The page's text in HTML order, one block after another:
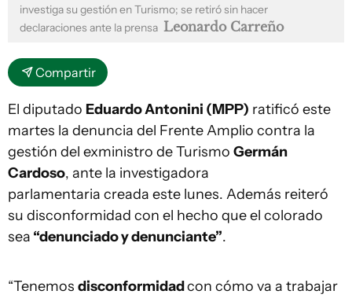
investiga su gestión en Turismo; se retiró sin hacer
declaraciones ante la prensa Leonardo Carreño
Compartir
El diputado Eduardo Antonini (MPP) ratificó este
martes la denuncia del Frente Amplio contra la
gestión del exministro de Turismo Germán
Cardoso, ante la investigadora
parlamentaria creada este lunes. Además reiteró
su disconformidad con el hecho que el colorado
sea “denunciado y denunciante”.
“Tenemos disconformidadcon cómo va a trabajar